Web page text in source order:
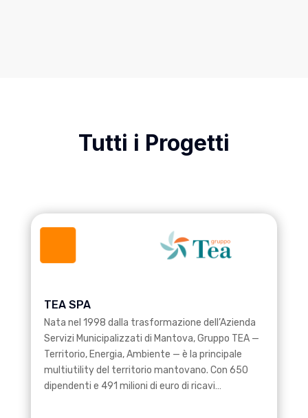
Tutti i Progetti
TEA SPA
Nata nel 1998 dalla trasformazione dell’Azienda
Servizi Municipalizzati di Mantova, Gruppo TEA —
Territorio, Energia, Ambiente — è la principale
multiutility del territorio mantovano. Con 650
dipendenti e 491 milioni di euro di ricavi…